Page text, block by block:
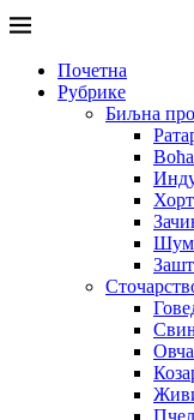
Почетна
Рубрике
Биљна